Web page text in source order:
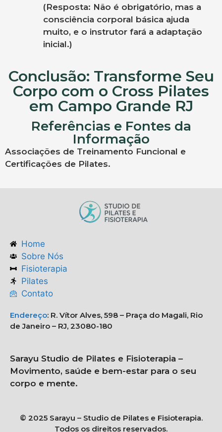
(Resposta: Não é obrigatório, mas a
consciência corporal básica ajuda
muito, e o instrutor fará a adaptação
inicial.)
Conclusão: Transforme Seu
Corpo com o Cross Pilates
em Campo Grande RJ
Referências e Fontes da
Informação
Associações de Treinamento Funcional e
Certificações de Pilates.
Home
Sobre Nós
Fisioterapia
Pilates
Contato
Endereço: R. Vítor Alves, 598 – Praça do Magali, Rio
de Janeiro – RJ, 23080-180
Sarayu Studio de Pilates e Fisioterapia –
Movimento, saúde e bem-estar para o seu
corpo e mente.
© 2025 Sarayu – Studio de Pilates e Fisioterapia.
Todos os direitos reservados.